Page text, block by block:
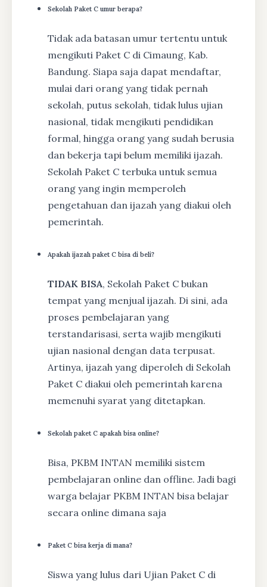
Sekolah Paket C umur berapa?
Tidak ada batasan umur tertentu untuk
mengikuti Paket C di Cimaung, Kab.
Bandung. Siapa saja dapat mendaftar,
mulai dari orang yang tidak pernah
sekolah, putus sekolah, tidak lulus ujian
nasional, tidak mengikuti pendidikan
formal, hingga orang yang sudah berusia
dan bekerja tapi belum memiliki ijazah.
Sekolah Paket C terbuka untuk semua
orang yang ingin memperoleh
pengetahuan dan ijazah yang diakui oleh
pemerintah.
Apakah ijazah paket C bisa di beli?
TIDAK BISA, Sekolah Paket C bukan
tempat yang menjual ijazah. Di sini, ada
proses pembelajaran yang
terstandarisasi, serta wajib mengikuti
ujian nasional dengan data terpusat.
Artinya, ijazah yang diperoleh di Sekolah
Paket C diakui oleh pemerintah karena
memenuhi syarat yang ditetapkan.
Sekolah paket C apakah bisa online?
Bisa, PKBM INTAN memiliki sistem
pembelajaran online dan offline. Jadi bagi
warga belajar PKBM INTAN bisa belajar
secara online dimana saja
Paket C bisa kerja di mana?
Siswa yang lulus dari Ujian Paket C di